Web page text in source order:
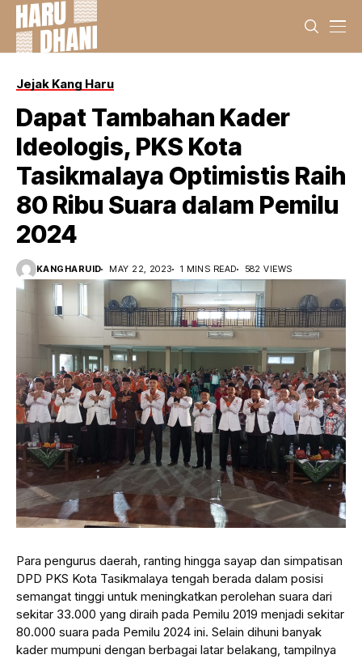
Jejak Kang Haru
Dapat Tambahan Kader
Ideologis, PKS Kota
Tasikmalaya Optimistis Raih
80 Ribu Suara dalam Pemilu
2024
KANGHARUID MAY 22, 2023 1 MINS READ 582 VIEWS
Para pengurus daerah, ranting hingga sayap dan simpatisan
DPD PKS Kota Tasikmalaya tengah berada dalam posisi
semangat tinggi untuk meningkatkan perolehan suara dari
sekitar 33.000 yang diraih pada Pemilu 2019 menjadi sekitar
80.000 suara pada Pemilu 2024 ini. Selain dihuni banyak
kader mumpuni dengan berbagai latar belakang, tampilnya